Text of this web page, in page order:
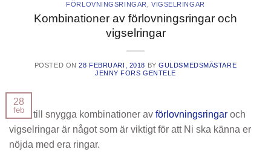
FÖRLOVNINGSRINGAR VIGSELRINGAR
Kombinationer av förlovningsringar och
vigselringar
POSTED ON28 FEBRUARI, 2018 BYGULDSMEDSMÄSTARE
JENNY FORS GENTELE
28
feb
Att få till snygga kombinationer av förlovningsringar och
vigselringar är något som är viktigt för att Ni ska känna er
nöjda med era ringar.